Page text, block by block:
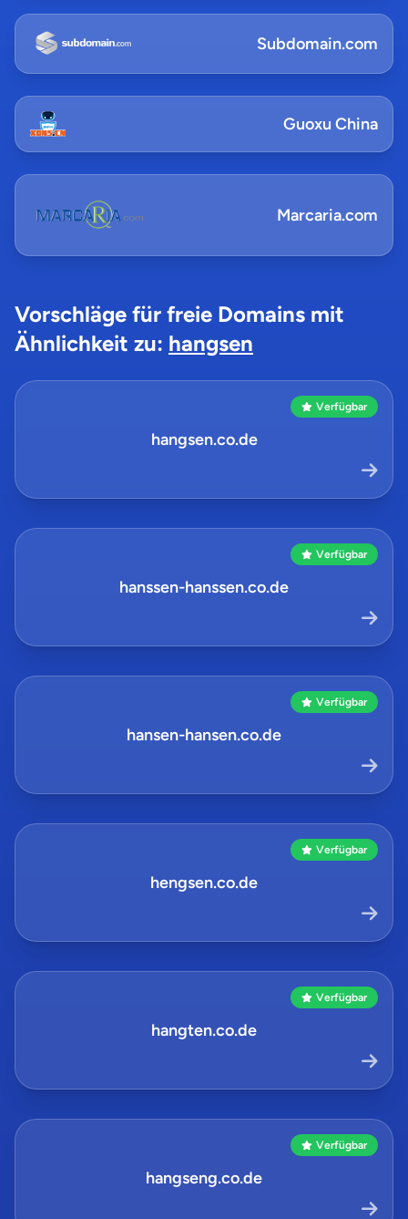
Subdomain.com
Guoxu China
Marcaria.com
Vorschläge für freie Domains mit
Ähnlichkeit zu: hangsen
Verfügbar
hangsen.co.de
Verfügbar
hanssen-hanssen.co.de
Verfügbar
hansen-hansen.co.de
Verfügbar
hengsen.co.de
Verfügbar
hangten.co.de
Verfügbar
hangseng.co.de